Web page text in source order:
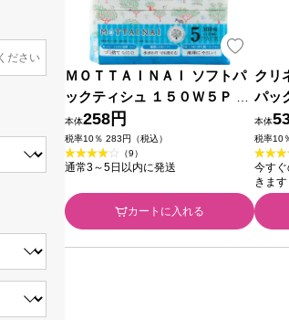
ＭＯＴＴＡＩＮＡＩ ソフトパ
ックティシュ １５０Ｗ５Ｐ ア
ルボ
本体258円
税率10％ 283円（税込）
（9）
通常3～5日以内に発送
カートに入れる
クリ
パッ
シア
本体
税率10
今す
きます